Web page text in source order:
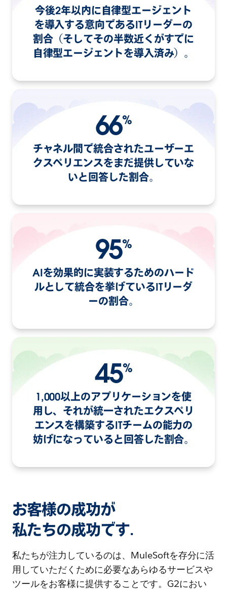
今後2年以内に自律型エージェント
を導入する意向であるITリーダーの
割合（そしてその半数近くがすでに
自律型エージェントを導入済み）。
66%
チャネル間で統合されたユーザーエ
クスペリエンスをまだ提供していな
いと回答した割合。
95%
AIを効果的に実装するためのハード
ルとして統合を挙げているITリーダ
ーの割合。
45%
1,000以上のアプリケーションを使
用し、それが統一されたエクスペリ
エンスを構築するITチームの能力の
妨げになっていると回答した割合。
お客様の成功が
私たちの成功です.
私たちが注力しているのは、MuleSoftを存分に活
用していただくために必要なあらゆるサービスや
ツールをお客様に提供することです。G2におい